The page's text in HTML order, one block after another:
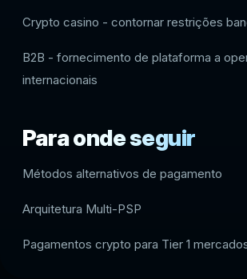
Crypto casino - contornar restrições
B2B - fornecimento de plataforma a
internacionais
Para onde seguir
Métodos alternativos de pagamento
Arquitetura Multi-PSP
Pagamentos crypto para Tier 1